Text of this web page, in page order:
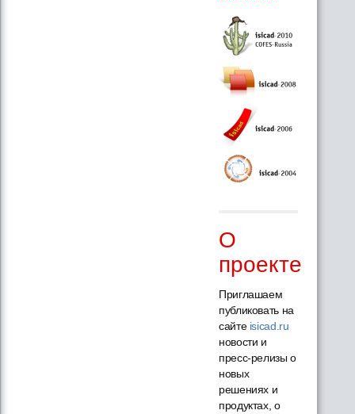
О
проекте
Приглашаем
публиковать на
сайте isicad.ru
новости и
пресс-релизы о
новых
решениях и
продуктах, о